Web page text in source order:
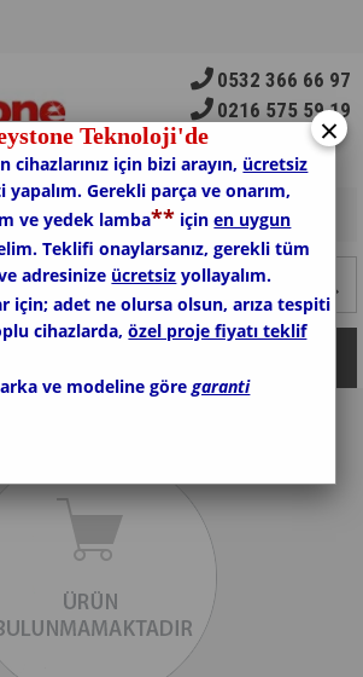
0532 366 66 97
0216 575 59 19
Sepetim 0 Ürün
×
Teknoloji'de
cihazlarınız için bizi arayın, ücretsiz
yapalım. Gerekli parça ve onarım,
ve yedek lamba** içinen uygun
Teklifi onaylarsanız, gerekli tüm
adresinize ücretsiz yollayalım.
için; adet ne olursa olsun, arıza tespiti
cihazlarda,özel proje fiyatı teklif
ve modeline göregaranti